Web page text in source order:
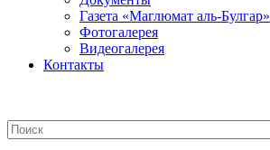
Газета «Маглюмат аль-Булгар»
Фотогалерея
Видеогалерея
Контакты